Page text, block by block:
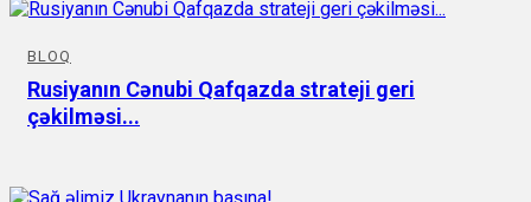
BLOQ
Rusiyanın Cənubi Qafqazda strateji geri
çəkilməsi...